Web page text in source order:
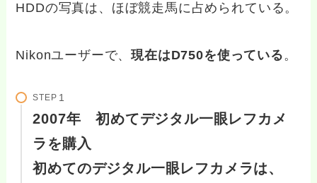
HDDの写真は、ほぼ競走馬に占められている。
Nikonユーザーで、現在はD750を使っている。
STEP
2007年 初めてデジタル一眼レフカメ
ラを購入
初めてのデジタル一眼レフカメラは、